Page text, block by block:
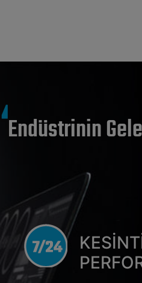
Endüstrinin